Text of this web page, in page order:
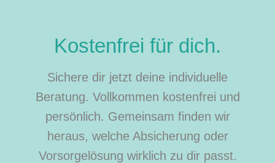
Kostenfrei für dich.
Sichere dir jetzt deine individuelle
Beratung. Vollkommen kostenfrei und
persönlich. Gemeinsam finden wir
heraus, welche Absicherung oder
Vorsorgelösung wirklich zu dir passt.